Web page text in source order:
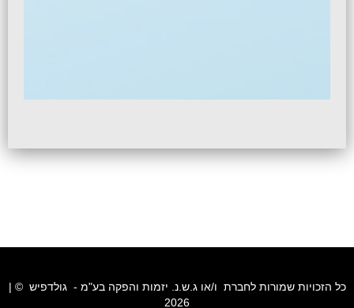
כל הזכויות שמורות לחברת ו/או ג.ש.נ. יזמות והפקה בע"מ - גולדפיש © |
2026